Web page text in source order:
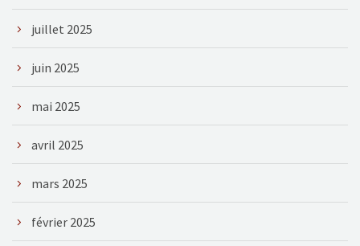
juillet 2025
juin 2025
mai 2025
avril 2025
mars 2025
février 2025